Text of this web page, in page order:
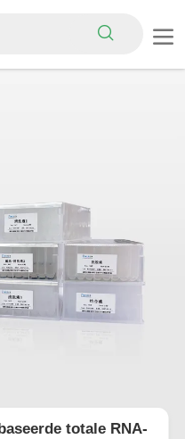
totale RNA-